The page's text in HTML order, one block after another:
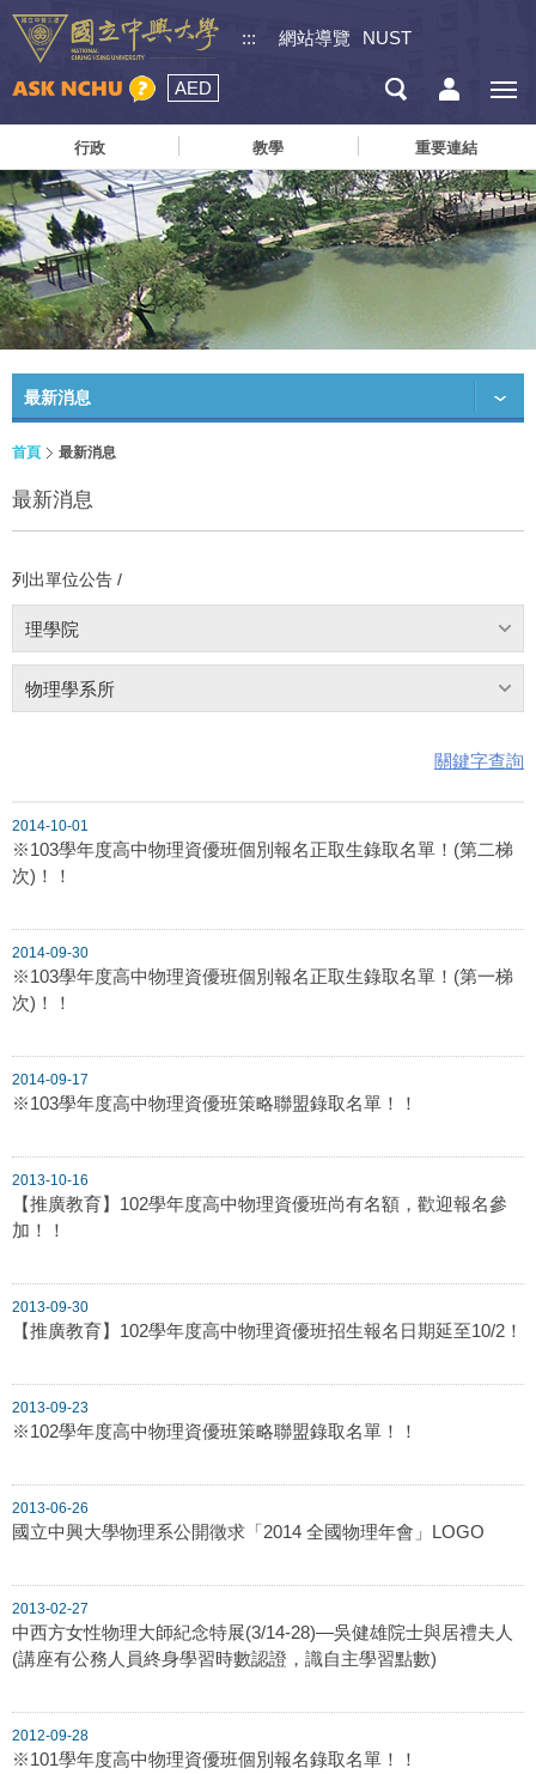
::: 網站導覽 NUST
AED
行政 教學 重要連結
最新消息
首頁 最新消息
最新消息
列出單位公告 /
理學院
物理學系所
關鍵字查詢
2014-10-01
※103學年度高中物理資優班個別報名正取生錄取名單！(第二梯
次)！！
2014-09-30
※103學年度高中物理資優班個別報名正取生錄取名單！(第一梯
次)！！
2014-09-17
※103學年度高中物理資優班策略聯盟錄取名單！！
2013-10-16
【推廣教育】102學年度高中物理資優班尚有名額，歡迎報名參
加！！
2013-09-30
【推廣教育】102學年度高中物理資優班招生報名日期延至10/2！
2013-09-23
※102學年度高中物理資優班策略聯盟錄取名單！！
2013-06-26
國立中興大學物理系公開徵求「2014 全國物理年會」LOGO
2013-02-27
中西方女性物理大師紀念特展(3/14-28)—吳健雄院士與居禮夫人
(講座有公務人員終身學習時數認證，識自主學習點數)
2012-09-28
※101學年度高中物理資優班個別報名錄取名單！！